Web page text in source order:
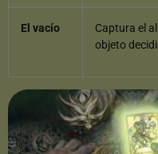
El vacío
Captura el
objeto